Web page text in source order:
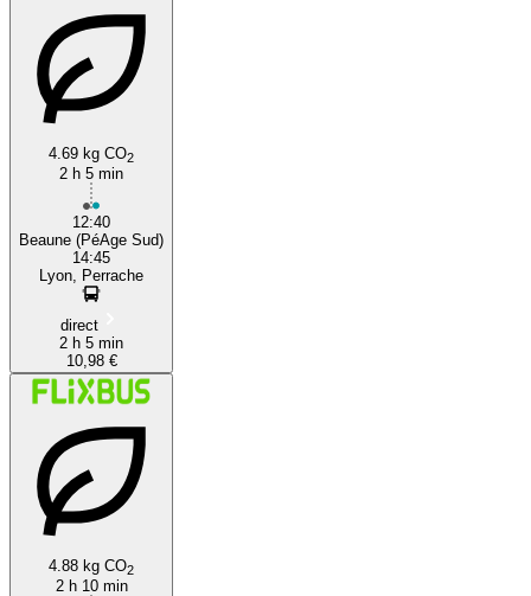
4.69 kg CO2
2 h 5 min
12:40
Beaune (PéAge Sud)
14:45
Lyon, Perrache
direct
2 h 5 min
10,98 €
4.88 kg CO2
2 h 10 min